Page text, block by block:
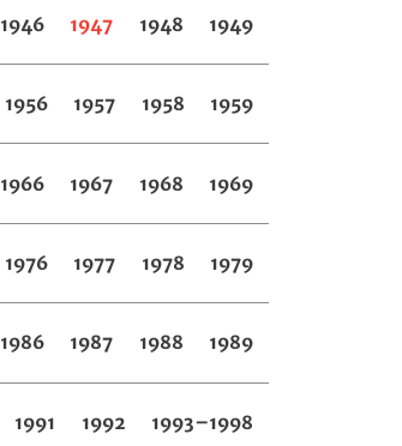
1946 1947 1948 1949
1956 1957 1958 1959
1966 1967 1968 1969
1976 1977 1978 1979
1986 1987 1988 1989
1991 1992 1993–1998